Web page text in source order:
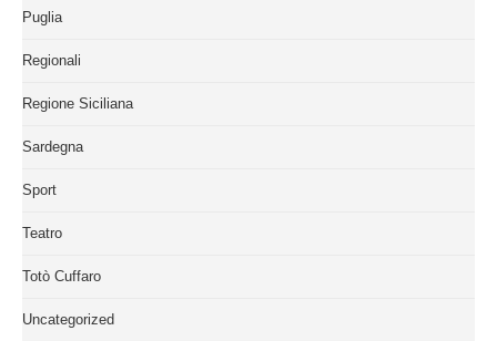
Puglia
Regionali
Regione Siciliana
Sardegna
Sport
Teatro
Totò Cuffaro
Uncategorized